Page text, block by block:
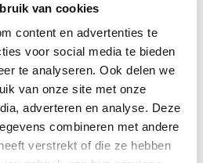
van cookies
content en advertenties te
voor social media te bieden
te analyseren. Ook delen we
van onze site met onze
adverteren en analyse. Deze
combineren met andere
verstrekt of die ze hebben
om de
plaatsen zonder
bekabeling
case